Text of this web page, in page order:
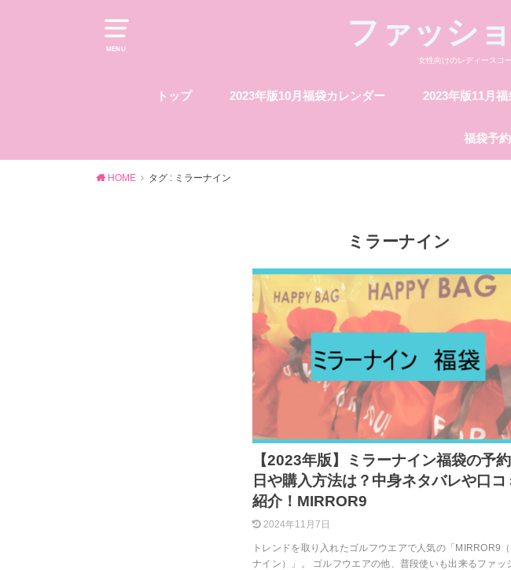
MENU ファッシ
女性向けのレディースコ
トップ 2023年版10月福袋カレンダー 2023年版11月
福袋予
HOME タグ : ミラーナイン
ミラーナイン
【2023年版】ミラーナイン福袋の予
日や購入方法は？中身ネタバレや口コ
紹介！MIRROR9
2024年11月7日
トレンドを取り入れたゴルフウエアで人気の「MIRROR9
ナイン）」。 ゴルフウエアの他、普段使いも出来るファッ